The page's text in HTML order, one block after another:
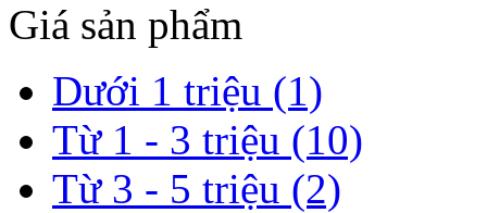
Giá sản phẩm
Dưới 1 triệu (1)
Từ 1 - 3 triệu (10)
Từ 3 - 5 triệu (2)